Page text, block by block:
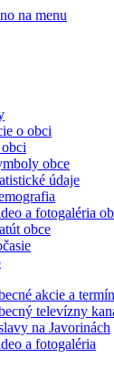
na menu
o obci
obce
údaje
a fotogaléria
obce
akcie a
televízny
na Javorinách
a fotogaléria